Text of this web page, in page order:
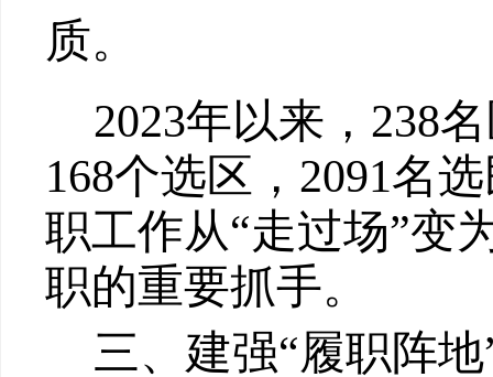
质。
2023年以来， 238
168个选区， 2091名
职工作从“走过场”变
职的重要抓手。
三、建强“履职阵